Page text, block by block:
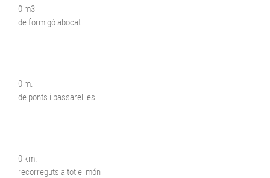
0 m3
de formigó abocat
0 m.
de ponts i passarel·les
0 km.
recorreguts a tot el món